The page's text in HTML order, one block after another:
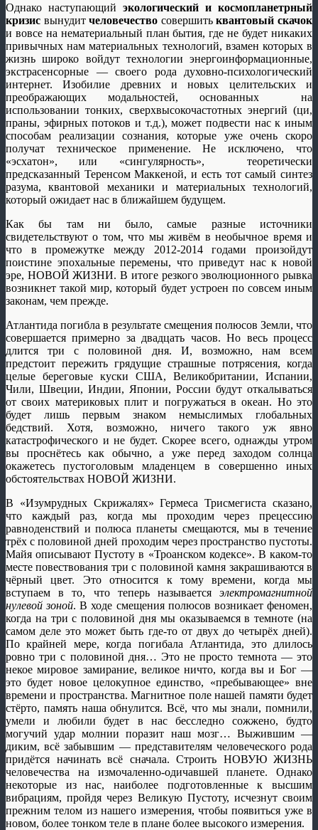
Однако наступающий экологический и космопланетрный
кризис вынудитчеловечество совершитьквантовый скачок
и вовсе на нематериальный план бытия, где не будет никаких
привычных нам материальных технологий, взамен которых в
жизнь широко войдут технологии энергоинформационные,
экстрасенсорные — своего рода духовно-психологический
интернет. Изобилие древних и новых целительских и
преображающих модальностей, основанных на
использовании тонких, сверхвысокочастотных энергий (ци,
праны, эфирных потоков и т.д.), может подвести нас к иным
способам реализации сознания, которые уже очень скоро
получат техническое применение. Не исключено, что
«эсхатон», или «сингулярность», теоретически
предсказанный Теренсом Маккеной, и есть тот самый синтез
разума, квантовой механики и материальных технологий,
который ожидает нас в ближайшем будущем.
Как бы там ни было, самые разные источники
свидетельствуют о том, что мы живём в необычное время и
что в промежутке между 2012-2014 годами произойдут
поистине эпохальные перемены, что приведут нас к новой
эре, НОВОЙ ЖИЗНИ. В итоге резкого эволюционного рывка
возникнет такой мир, который будет устроен по совсем иным
законам, чем прежде.
Атлантида погибла в результате смещения полюсов Земли, что
совершается примерно за двадцать часов. Но весь процесс
длится три с половиной дня. И, возможно, нам всем
предстоит пережить грядущие страшные потрясения, когда
целые береговые куски США, Великобритании, Испании,
Чили, Швеции, Индии, Японии, России будут откалываться
от своих материковых плит и погружаться в океан. Но это
будет лишь первым знаком немыслимых глобальных
бедствий. Хотя, возможно, ничего такого уж явно
катастрофического и не будет. Скорее всего, однажды утром
вы проснётесь как обычно, а уже перед заходом солнца
окажетесь пустоголовым младенцем в совершенно иных
обстоятельствах НОВОЙ ЖИЗНИ.
В «Изумрудных Скрижалях» Гермеса Трисмегиста сказано,
что каждый раз, когда мы проходим через прецессию
равноденствий и полюса планеты смещаются, мы в течение
трёх с половиной дней проходим через пространство пустоты.
Майя описывают Пустоту в «Троанском кодексе». В каком-то
месте повествования три с половиной камня закрашиваются в
чёрный цвет. Это относится к тому времени, когда мы
вступаем в то, что теперь называется электромагнитной
нулевой зоной. В ходе смещения полюсов возникает феномен,
когда на три с половиной дня мы оказываемся в темноте (на
самом деле это может быть где-то от двух до четырёх дней).
По крайней мере, когда погибала Атлантида, это длилось
ровно три с половиной дня… Это не просто темнота — это
некое мировое замирание, великое ничто, когда вы и Бог —
это будет новое целокупное единство, «пребывающее» вне
времени и пространства. Магнитное поле нашей памяти будет
стёрто, память наша обнулится. Всё, что мы знали, помнили,
умели и любили будет в нас бесследно сожжено, будто
могучий удар молнии поразит наш мозг… Выжившим —
диким, всё забывшим — представителям человеческого рода
придётся начинать всё сначала. Строить НОВУЮ ЖИЗНЬ
человечества на измочаленно-одичавшей планете. Однако
некоторые из нас, наиболее подготовленные к высшим
вибрациям, пройдя через Великую Пустоту, исчезнут своим
прежним телом из нашего измерения, чтобы появиться уже в
новом, более тонком теле в плане более высокого измерения.